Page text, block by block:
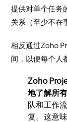
提供对单个任务
关系（至少不在
相反通过Zoho
间，以便每个人
Zoho
地了解所
队和工作
复。这意